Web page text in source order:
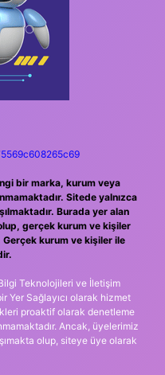
bir marka, kurum veya
Sitede yalnızca
Burada yer alan
gerçek kurum ve kişiler
Gerçek kurum ve kişiler ile
Teknolojileri ve İletişim
Yer Sağlayıcı olarak hizmet
proaktif olarak denetleme
Ancak, üyelerimiz
olup, siteye üye olarak